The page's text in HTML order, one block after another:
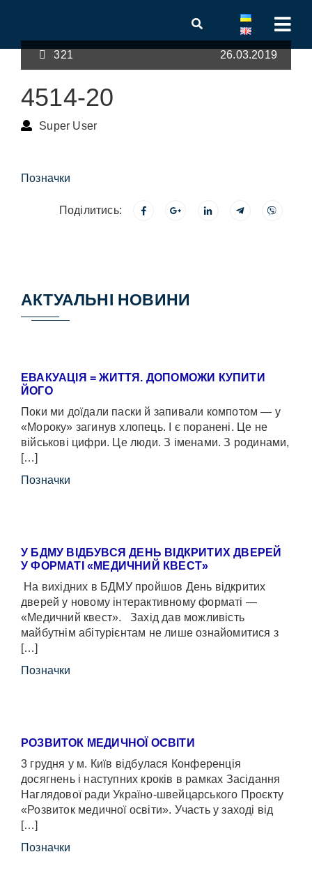
321 26.03.2019
4514-20
Super User
Позначки
Поділитись:
АКТУАЛЬНІ НОВИНИ
ЕВАКУАЦІЯ = ЖИТТЯ. ДОПОМОЖИ КУПИТИ
ЙОГО
Поки ми доїдали паски й запивали компотом — у
«Мороку» загинув хлопець. І є поранені. Це не
військові цифри. Це люди. З іменами. З родинами,
[…]
Позначки
У БДМУ ВІДБУВСЯ ДЕНЬ ВІДКРИТИХ ДВЕРЕЙ
У ФОРМАТІ «МЕДИЧНИЙ КВЕСТ»
На вихідних в БДМУ пройшов День відкритих
дверей у новому інтерактивному форматі —
«Медичний квест». Захід дав можливість
майбутнім абітурієнтам не лише ознайомитися з
[…]
Позначки
РОЗВИТОК МЕДИЧНОЇ ОСВІТИ
3 грудня у м. Київ відбулася Конференція
досягнень і наступних кроків в рамках Засідання
Наглядової ради Україно-швейцарського Проєкту
«Розвиток медичної освіти». Участь у заході від
[…]
Позначки